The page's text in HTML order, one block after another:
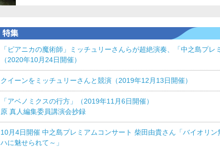
「ピアニカの魔術師」ミッチュリーさんらが超絶演奏、「中之島プレ
（2020年10月24日開催）
クイーンをミッチュリーさんと競演（2019年12月13日開催）
「アベノミクスの行方」（2019年11月6日開催）
原 真人編集委員講演会抄録
10月4日開催 中之島プレミアムコンサート 柴田由貴さん「バイオリン
ハに魅せられて～」